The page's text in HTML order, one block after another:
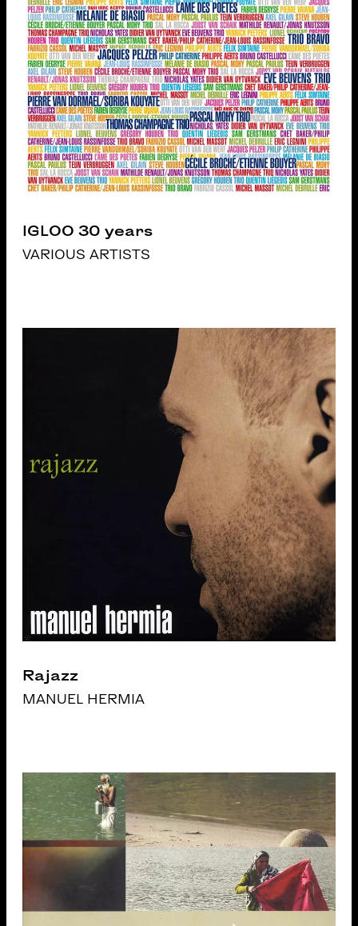
IGLOO 30 years
VARIOUS ARTISTS
Rajazz
MANUEL HERMIA